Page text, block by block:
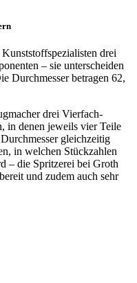
drei
– sie unterscheiden
Durchmesser betragen 62,
drei Vierfach-
in denen jeweils vier Teile
gleichzeitig
in welchen Stückzahlen
– die Spritzerei bei Groth
und zudem auch sehr